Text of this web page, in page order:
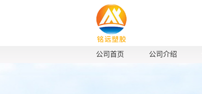
公司首页 公司介绍